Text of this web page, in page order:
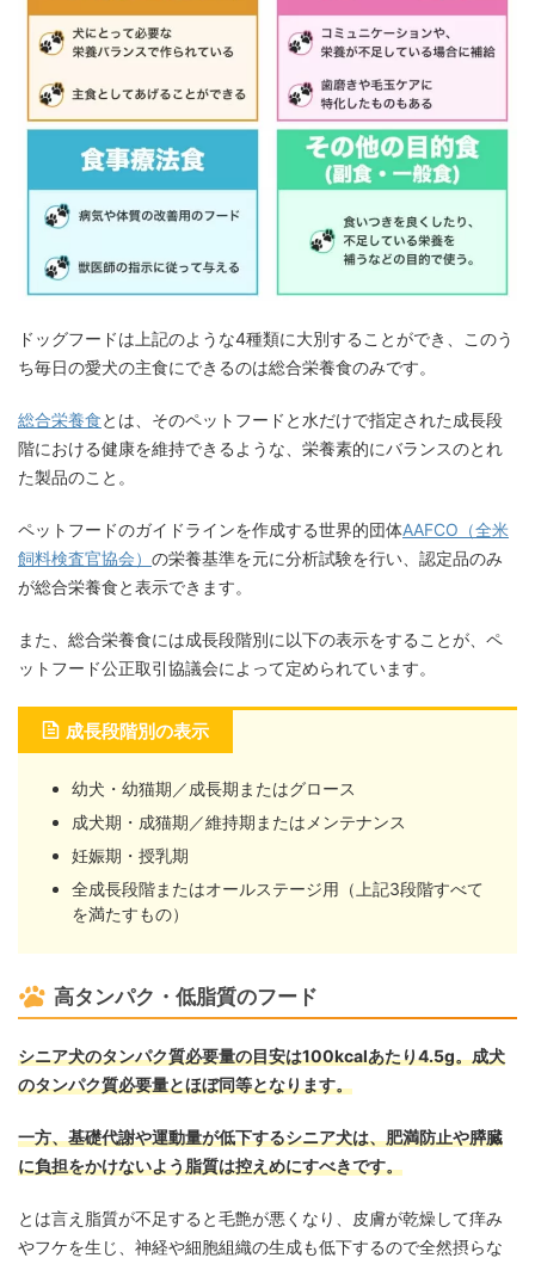
ドッグフードは上記のような4種類に大別することができ、このう
ち毎日の愛犬の主食にできるのは総合栄養食のみです。
総合栄養食とは、そのペットフードと水だけで指定された成長段
階における健康を維持できるような、栄養素的にバランスのとれ
た製品のこと。
ペットフードのガイドラインを作成する世界的団体AAFCO（全米
飼料検査官協会） の栄養基準を元に分析試験を行い、認定品のみ
が総合栄養食と表示できます。
また、総合栄養食には成長段階別に以下の表示をすることが、ペ
ットフード公正取引協議会によって定められています。
成長段階別の表示
幼犬・幼猫期／成長期またはグロース
成犬期・成猫期／維持期またはメンテナンス
妊娠期・授乳期
全成長段階またはオールステージ用（上記3段階すべて
を満たすもの）
高タンパク・低脂質のフード
シニア犬のタンパク質必要量の目安は100kcalあたり4.5g。成犬
のタンパク質必要量とほぼ同等となります。
一方、基礎代謝や運動量が低下するシニア犬は、肥満防止や膵臓
に負担をかけないよう脂質は控えめにすべきです。
とは言え脂質が不足すると毛艶が悪くなり、皮膚が乾燥して痒み
やフケを生じ、神経や細胞組織の生成も低下するので全然摂らな